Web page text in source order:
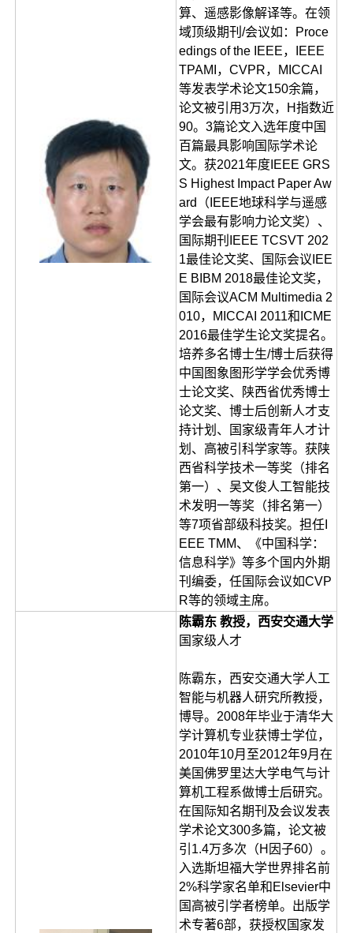
算、遥感影像解译等。在领
域顶级期刊/会议如：Proce
edings of the IEEE，IEEE
TPAMI，CVPR，MICCAI
等发表学术论文150余篇，
论文被引用3万次，H指数近
90。3篇论文入选年度中国
百篇最具影响国际学术论
文。获2021年度IEEE GRS
S Highest Impact Paper Aw
ard（IEEE地球科学与遥感
学会最有影响力论文奖）、
国际期刊IEEE TCSVT 202
1最佳论文奖、国际会议IEE
E BIBM 2018最佳论文奖，
国际会议ACM Multimedia 2
010，MICCAI 2011和ICME
2016最佳学生论文奖提名。
培养多名博士生/博士后获得
中国图象图形学学会优秀博
士论文奖、陕西省优秀博士
论文奖、博士后创新人才支
持计划、国家级青年人才计
划、高被引科学家等。获陕
西省科学技术一等奖（排名
第一）、吴文俊人工智能技
术发明一等奖（排名第一）
等7项省部级科技奖。担任I
EEE TMM、《中国科学：
信息科学》等多个国内外期
刊编委，任国际会议如CVP
R等的领域主席。
陈霸东 教授，西安交通大学
国家级人才
陈霸东，西安交通大学人工
智能与机器人研究所教授，
博导。2008年毕业于清华大
学计算机专业获博士学位，
2010年10月至2012年9月在
美国佛罗里达大学电气与计
算机工程系做博士后研究。
在国际知名期刊及会议发表
学术论文300多篇，论文被
引1.4万多次（H因子60）。
入选斯坦福大学世界排名前
2%科学家名单和Elsevier中
国高被引学者榜单。出版学
术专著6部，获授权国家发